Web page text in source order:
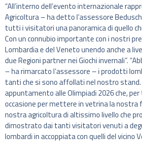
“All’interno dell’evento internazionale
Agricoltura – ha detto l’assessore
tutti i visitatori una panoramica di quello
Con un connubio importante con i nostri
Lombardia e del Veneto unendo anche a
due Regioni partner nei Giochi invernali”.
– ha rimarcato l’assessore – i prodotti
tanti che si sono affollati nel nostro stand.
appuntamento alle Olimpiadi 2026 che,
occasione per mettere in vetrina la nostra
nostra agricoltura di altissimo livello che
dimostrato dai tanti visitatori venuti a
lombardi in accoppiata con quelli del vicino